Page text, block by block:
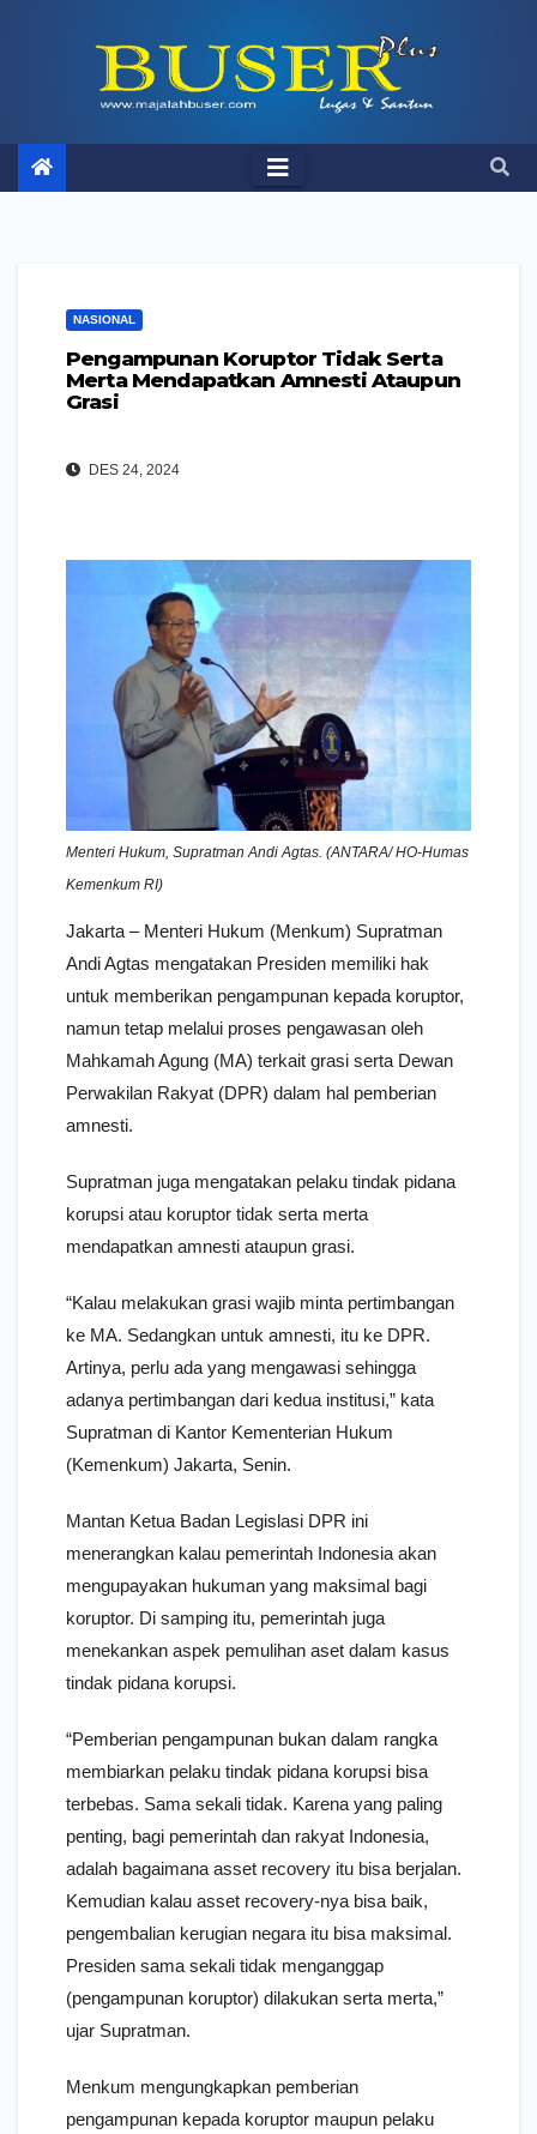
NASIONAL
Pengampunan Koruptor Tidak Serta
Merta Mendapatkan Amnesti Ataupun
Grasi
DES 24, 2024
Menteri Hukum, Supratman Andi Agtas. (ANTARA/ HO-Humas
Kemenkum RI)
Jakarta – Menteri Hukum (Menkum) Supratman
Andi Agtas mengatakan Presiden memiliki hak
untuk memberikan pengampunan kepada koruptor,
namun tetap melalui proses pengawasan oleh
Mahkamah Agung (MA) terkait grasi serta Dewan
Perwakilan Rakyat (DPR) dalam hal pemberian
amnesti.
Supratman juga mengatakan pelaku tindak pidana
korupsi atau koruptor tidak serta merta
mendapatkan amnesti ataupun grasi.
“Kalau melakukan grasi wajib minta pertimbangan
ke MA. Sedangkan untuk amnesti, itu ke DPR.
Artinya, perlu ada yang mengawasi sehingga
adanya pertimbangan dari kedua institusi,” kata
Supratman di Kantor Kementerian Hukum
(Kemenkum) Jakarta, Senin.
Mantan Ketua Badan Legislasi DPR ini
menerangkan kalau pemerintah Indonesia akan
mengupayakan hukuman yang maksimal bagi
koruptor. Di samping itu, pemerintah juga
menekankan aspek pemulihan aset dalam kasus
tindak pidana korupsi.
“Pemberian pengampunan bukan dalam rangka
membiarkan pelaku tindak pidana korupsi bisa
terbebas. Sama sekali tidak. Karena yang paling
penting, bagi pemerintah dan rakyat Indonesia,
adalah bagaimana asset recovery itu bisa berjalan.
Kemudian kalau asset recovery-nya bisa baik,
pengembalian kerugian negara itu bisa maksimal.
Presiden sama sekali tidak menganggap
(pengampunan koruptor) dilakukan serta merta,”
ujar Supratman.
Menkum mengungkapkan pemberian
pengampunan kepada koruptor maupun pelaku